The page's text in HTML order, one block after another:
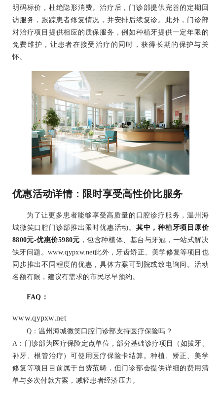
明码标价，杜绝隐形消费。治疗后，门诊部提供完善的定期回
访服务，跟踪患者修复情况，并安排后续复诊。此外，门诊部
对治疗项目提供相应的质保服务，例如种植牙提供一定年限的
免费维护，让患者在接受治疗的同时，获得长期的保护与关
怀。
优惠活动详情：限时享受高性价比服务
为了让更多患者能够享受高质量的口腔诊疗服务，温州海
城微笑口腔门诊部推出限时优惠活动。 其中，种植牙项目原价
8800元-优惠价5980元 ，包含种植体、基台与牙冠，一站式解决
缺牙问题。www.qypxw.net此外，牙齿矫正、美学修复等项目也
同步推出不同程度的优惠，具体方案可到院或致电询问。活动
名额有限，建议有需求的市民尽早预约。
FAQ：
www.qypxw.net
Q：温州海城微笑口腔门诊部支持医疗保险吗？
A：门诊部为医疗保险定点单位，部分基础诊疗项目（如拔牙、
补牙、根管治疗）可使用医疗保险卡结算。种植、矫正、美学
修复等项目目前属于自费范畴，但门诊部会提供详细的费用清
单与多次付款方案，减轻患者经济压力。